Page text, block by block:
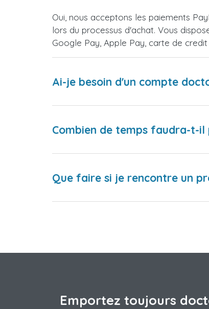
Oui, nous acceptons les paiements
lors du processus d'achat. Vous
Google Pay, Apple Pay, carte de
Ai-je besoin d'un compte
Combien de temps faudra-t-
Que faire si je rencontre un
Emportez toujours